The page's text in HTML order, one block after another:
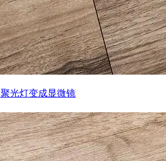
光灯变成显微镜